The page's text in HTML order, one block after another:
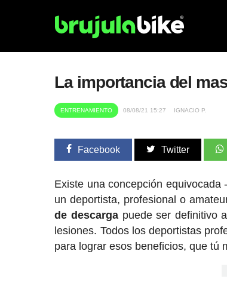
La importancia del
ENTRENAMIENTO 08/08/21 15:27 IGNACIO P.
Facebook Twitter
Existe una concepción
un deportista, profesional o
de descarga puede ser definitivo
lesiones. Todos los deportistas
para lograr esos beneficios, que tú